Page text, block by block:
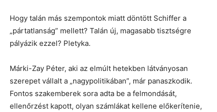
Hogy talán más szempontok miatt döntött Schiffer a
„pártatlanság” mellett? Talán új, magasabb tisztségre
pályázik ezzel? Pletyka.
Márki-Zay Péter, aki az elmúlt hetekben látványosan
szerepet vállalt a „nagypolitikában”, már panaszkodik.
Fontos szakemberek sora adta be a felmondását,
ellenőrzést kapott, olyan számlákat kellene előkerítenie,